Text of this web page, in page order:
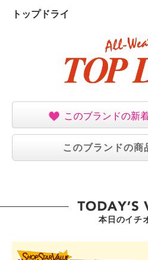
トップドライ
このブランドの新
このブランドの商
本日のイチ